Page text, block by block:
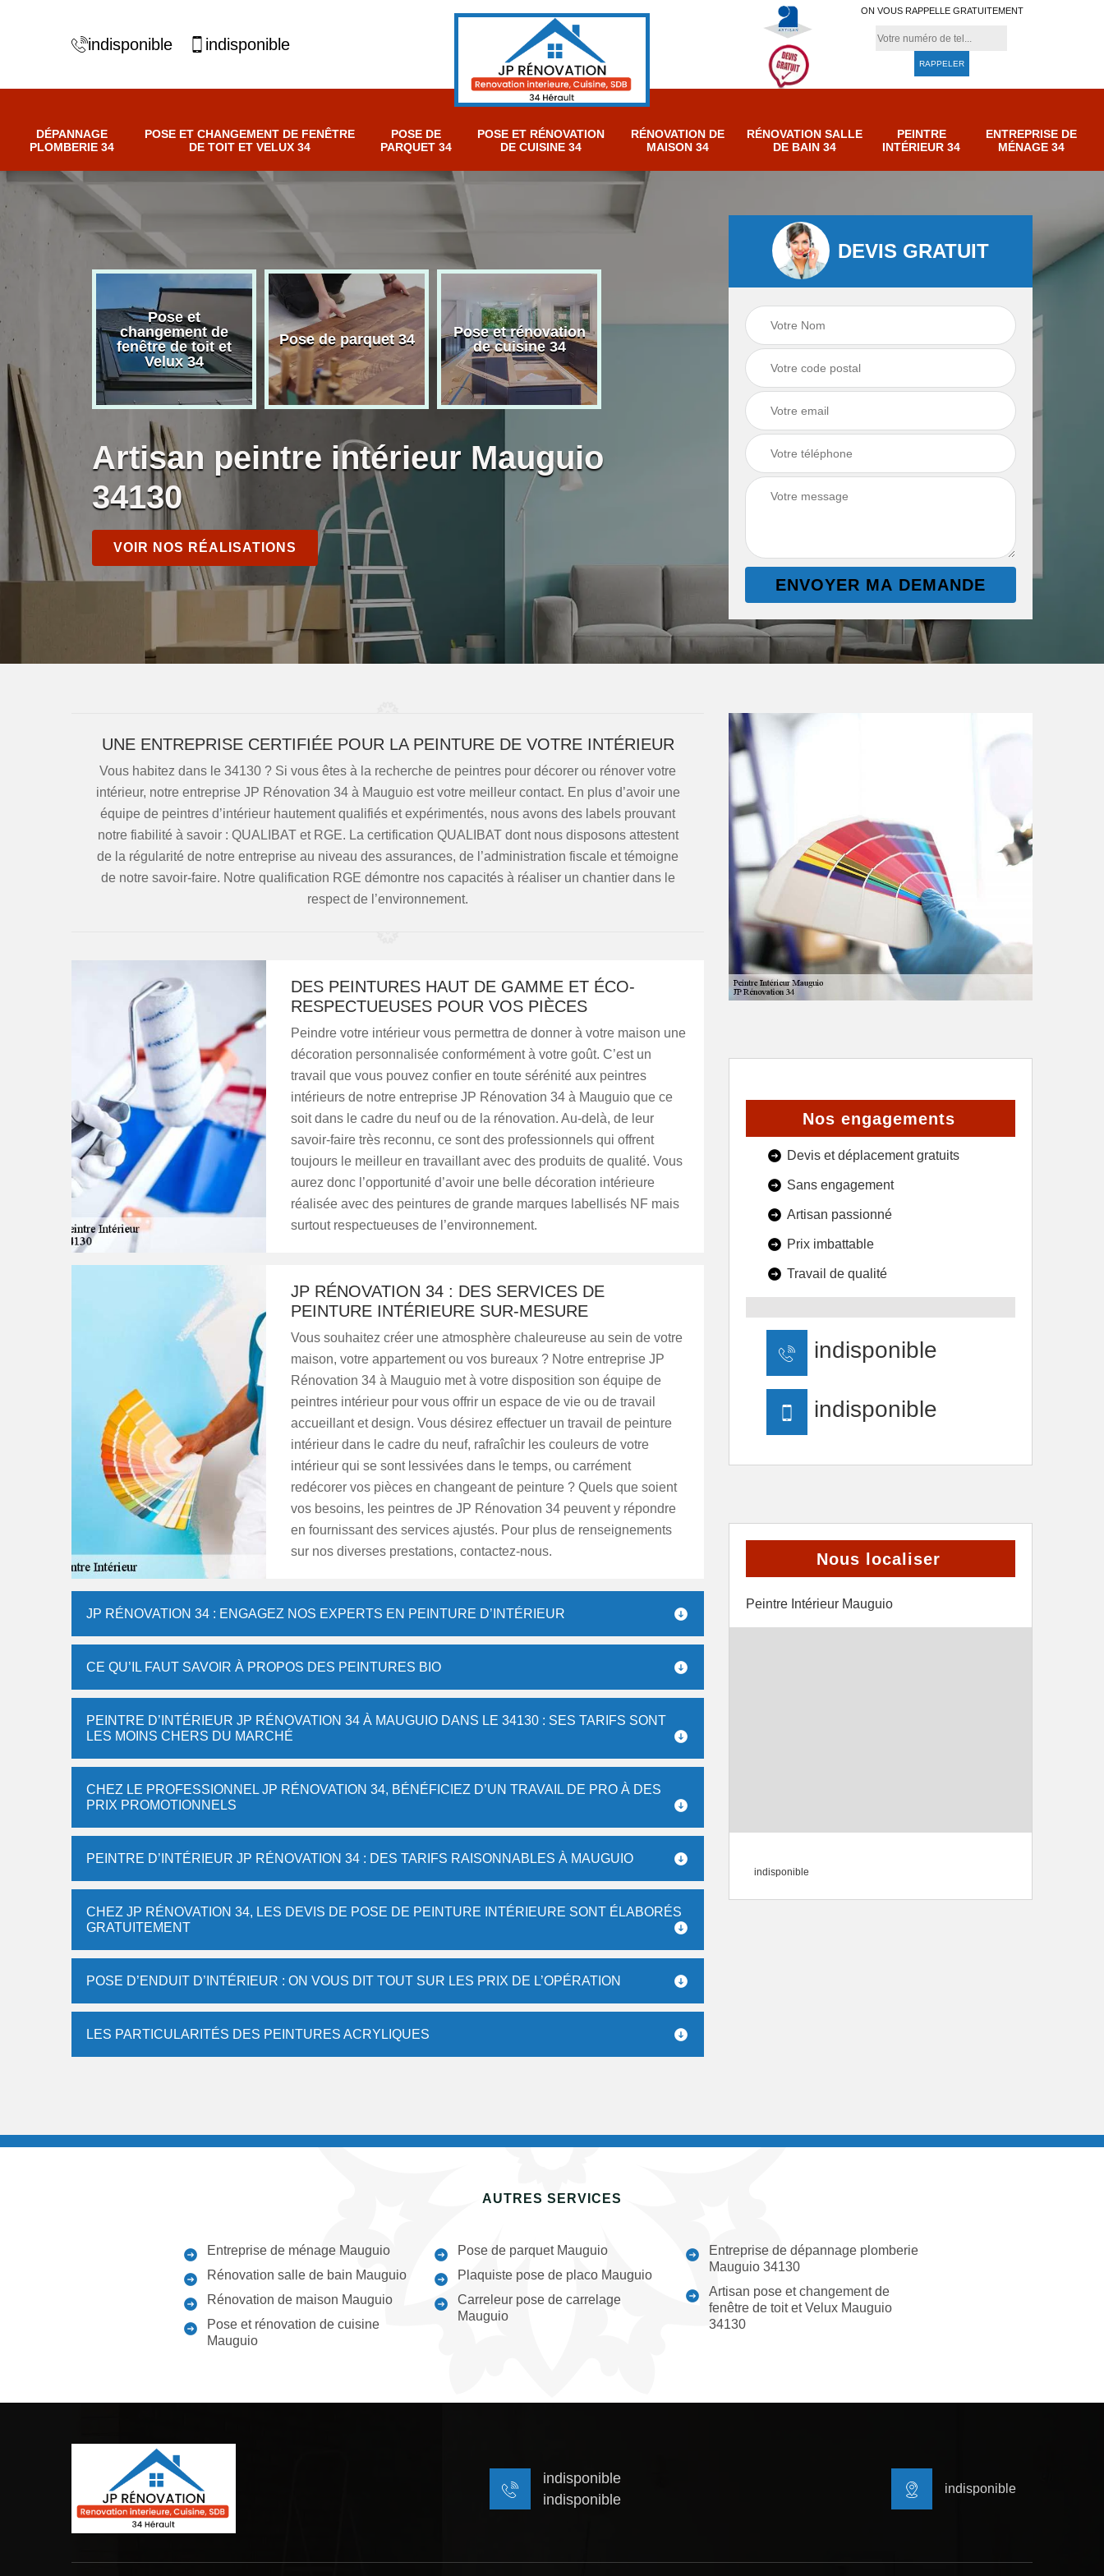
indisponible indisponible
ON VOUS RAPPELLE GRATUITEMENT
DÉPANNAGE
PLOMBERIE 34
POSE ET CHANGEMENT DE FENÊTRE
DE TOIT ET VELUX 34
POSE DE
PARQUET 34
POSE ET RÉNOVATION
DE CUISINE 34
RÉNOVATION DE
MAISON 34
RÉNOVATION SALLE
DE BAIN 34
PEINTRE
INTÉRIEUR 34
ENTREPRISE DE
MÉNAGE 34
34
Pose et
changement de
fenêtre de toit et
Velux 34
Pose de parquet 34
Pose et rénovation
de cuisine 34
Rénovation salle de
Entreprise de
ménage 34
Artisan peintre intérieur Mauguio
34130
VOIR NOS RÉALISATIONS
DEVIS GRATUIT
UNE ENTREPRISE CERTIFIÉE POUR LA PEINTURE DE VOTRE INTÉRIEUR
Vous habitez dans le 34130 ? Si vous êtes à la recherche de peintres pour décorer ou rénover votre
intérieur, notre entreprise JP Rénovation 34 à Mauguio est votre meilleur contact. En plus d’avoir une
équipe de peintres d’intérieur hautement qualifiés et expérimentés, nous avons des labels prouvant
notre fiabilité à savoir : QUALIBAT et RGE. La certification QUALIBAT dont nous disposons attestent
de la régularité de notre entreprise au niveau des assurances, de l’administration fiscale et témoigne
de notre savoir-faire. Notre qualification RGE démontre nos capacités à réaliser un chantier dans le
respect de l’environnement.
DES PEINTURES HAUT DE GAMME ET ÉCO-
RESPECTUEUSES POUR VOS PIÈCES
Peindre votre intérieur vous permettra de donner à votre maison une
décoration personnalisée conformément à votre goût. C’est un
travail que vous pouvez confier en toute sérénité aux peintres
intérieurs de notre entreprise JP Rénovation 34 à Mauguio que ce
soit dans le cadre du neuf ou de la rénovation. Au-delà, de leur
savoir-faire très reconnu, ce sont des professionnels qui offrent
toujours le meilleur en travaillant avec des produits de qualité. Vous
aurez donc l’opportunité d’avoir une belle décoration intérieure
réalisée avec des peintures de grande marques labellisés NF mais
surtout respectueuses de l’environnement.
JP RÉNOVATION 34 : DES SERVICES DE
PEINTURE INTÉRIEURE SUR-MESURE
Vous souhaitez créer une atmosphère chaleureuse au sein de votre
maison, votre appartement ou vos bureaux ? Notre entreprise JP
Rénovation 34 à Mauguio met à votre disposition son équipe de
peintres intérieur pour vous offrir un espace de vie ou de travail
accueillant et design. Vous désirez effectuer un travail de peinture
intérieur dans le cadre du neuf, rafraîchir les couleurs de votre
intérieur qui se sont lessivées dans le temps, ou carrément
redécorer vos pièces en changeant de peinture ? Quels que soient
vos besoins, les peintres de JP Rénovation 34 peuvent y répondre
en fournissant des services ajustés. Pour plus de renseignements
sur nos diverses prestations, contactez-nous.
JP RÉNOVATION 34 : ENGAGEZ NOS EXPERTS EN PEINTURE D’INTÉRIEUR
CE QU’IL FAUT SAVOIR À PROPOS DES PEINTURES BIO
PEINTRE D’INTÉRIEUR JP RÉNOVATION 34 À MAUGUIO DANS LE 34130 : SES TARIFS SONT
LES MOINS CHERS DU MARCHÉ
CHEZ LE PROFESSIONNEL JP RÉNOVATION 34, BÉNÉFICIEZ D’UN TRAVAIL DE PRO À DES
PRIX PROMOTIONNELS
PEINTRE D’INTÉRIEUR JP RÉNOVATION 34 : DES TARIFS RAISONNABLES À MAUGUIO
CHEZ JP RÉNOVATION 34, LES DEVIS DE POSE DE PEINTURE INTÉRIEURE SONT ÉLABORÉS
GRATUITEMENT
POSE D’ENDUIT D’INTÉRIEUR : ON VOUS DIT TOUT SUR LES PRIX DE L’OPÉRATION
LES PARTICULARITÉS DES PEINTURES ACRYLIQUES
Nos engagements
Devis et déplacement gratuits
Sans engagement
Artisan passionné
Prix imbattable
Travail de qualité
indisponible
indisponible
Nous localiser
Peintre Intérieur Mauguio
indisponible
AUTRES SERVICES
Entreprise de ménage Mauguio
Rénovation salle de bain Mauguio
Rénovation de maison Mauguio
Pose et rénovation de cuisine
Mauguio
Pose de parquet Mauguio
Plaquiste pose de placo Mauguio
Carreleur pose de carrelage
Mauguio
Entreprise de dépannage plomberie
Mauguio 34130
Artisan pose et changement de
fenêtre de toit et Velux Mauguio
34130
indisponible
indisponible
indisponible